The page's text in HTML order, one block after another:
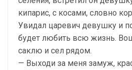
кипарис, с косами, словно
Увидал царевич девушку и
будет любить всю жизнь.
саклю и сел рядом.
— Выходи за меня замуж,